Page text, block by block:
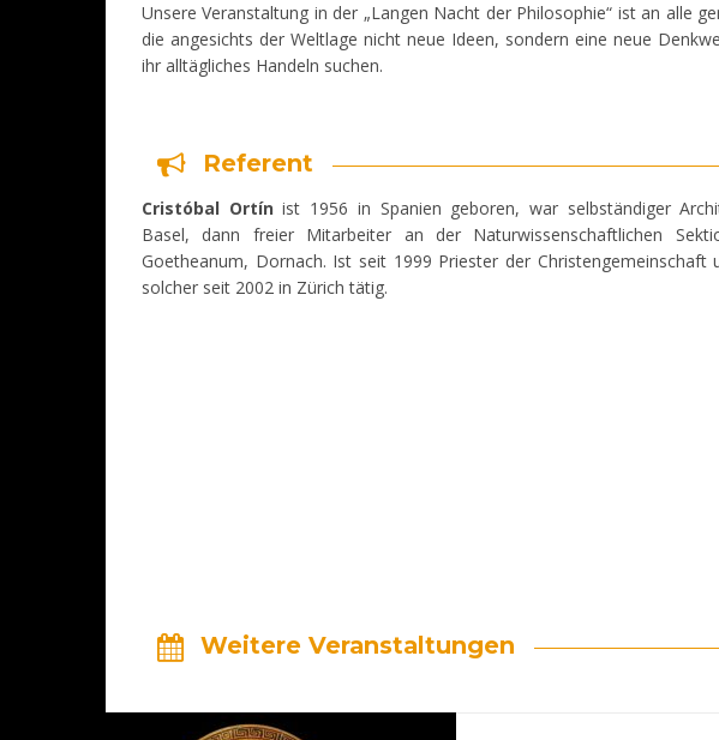
Unsere Veranstaltung in der „Langen Nacht der Philosophie“ ist an alle
die angesichts der Weltlage nicht neue Ideen, sondern eine neue
ihr alltägliches Handeln suchen.
Referent
Cristóbal Ortín ist 1956 in Spanien geboren, war selbständiger
Basel, dann freier Mitarbeiter an der Naturwissenschaftlichen
Goetheanum, Dornach. Ist seit 1999 Priester der Christengemeinschaft
solcher seit 2002 in Zürich tätig.
Weitere Veranstaltungen